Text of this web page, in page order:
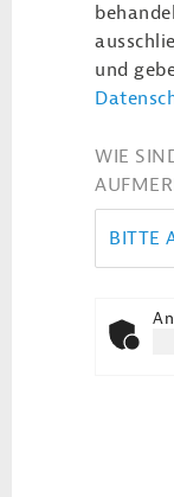
und
WIE
BITTE